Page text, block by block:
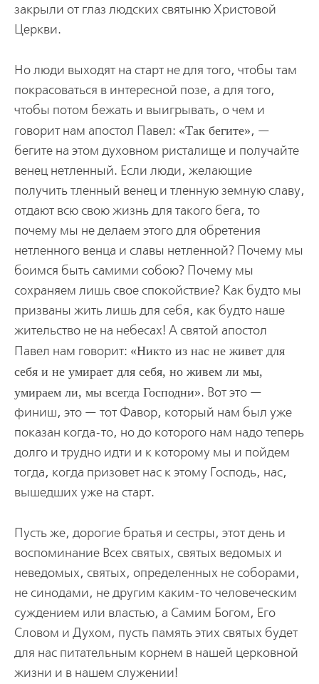
закрыли от глаз людских святыню Христовой
Церкви.
Но люди выходят на старт не для того, чтобы там
покрасоваться в интересной позе, а для того,
чтобы потом бежать и выигрывать, о чем и
говорит нам апостол Павел:
Так бегите , —
бегите на этом духовном ристалище и получайте
венец нетленный. Если люди, желающие
получить тленный венец и тленную земную славу,
отдают всю свою жизнь для такого бега, то
почему мы не делаем этого для обретения
нетленного венца и славы нетленной? Почему мы
боимся быть самими собою? Почему мы
сохраняем лишь свое спокойствие? Как будто мы
призваны жить лишь для себя, как будто наше
жительство не на небесах! А святой апостол
Павел нам говорит:
Никто из нас не живет для
себя и не умирает для себя, но живем ли мы,
умираем ли, мы всегда Господни . Вот это —
финиш, это — тот Фавор, который нам был уже
показан когда-то, но до которого нам надо теперь
долго и трудно идти и к которому мы и пойдем
тогда, когда призовет нас к этому Господь, нас,
вышедших уже на старт.
Пусть же, дорогие братья и сестры, этот день и
воспоминание Всех святых, святых ведомых и
неведомых, святых, определенных не соборами,
не синодами, не другим каким-то человеческим
суждением или властью, а Самим Богом, Его
Словом и Духом, пусть память этих святых будет
для нас питательным корнем в нашей церковной
жизни и в нашем служении!